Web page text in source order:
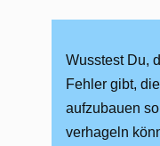
Wusstest Du,
Fehler gibt,
aufzubauen
verhageln